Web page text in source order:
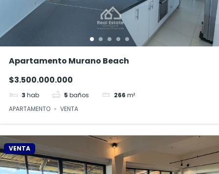
Apartamento Murano Beach
$3.500.000.000
3 hab 5 baños 266 m²
APARTAMENTO
VENTA
VENTA